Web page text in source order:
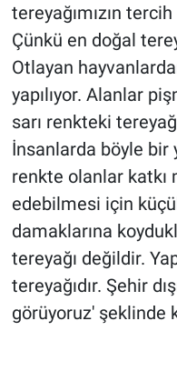
tereyağımızın
Çünkü en doğal
Otlayan
yapılıyor. Alanlar
sarı renkteki
İnsanlarda böyle bir
renkte olanlar katkı
edebilmesi için
damaklarına
tereyağı değildir.
tereyağıdır. Şehir
görüyoruz' şeklinde